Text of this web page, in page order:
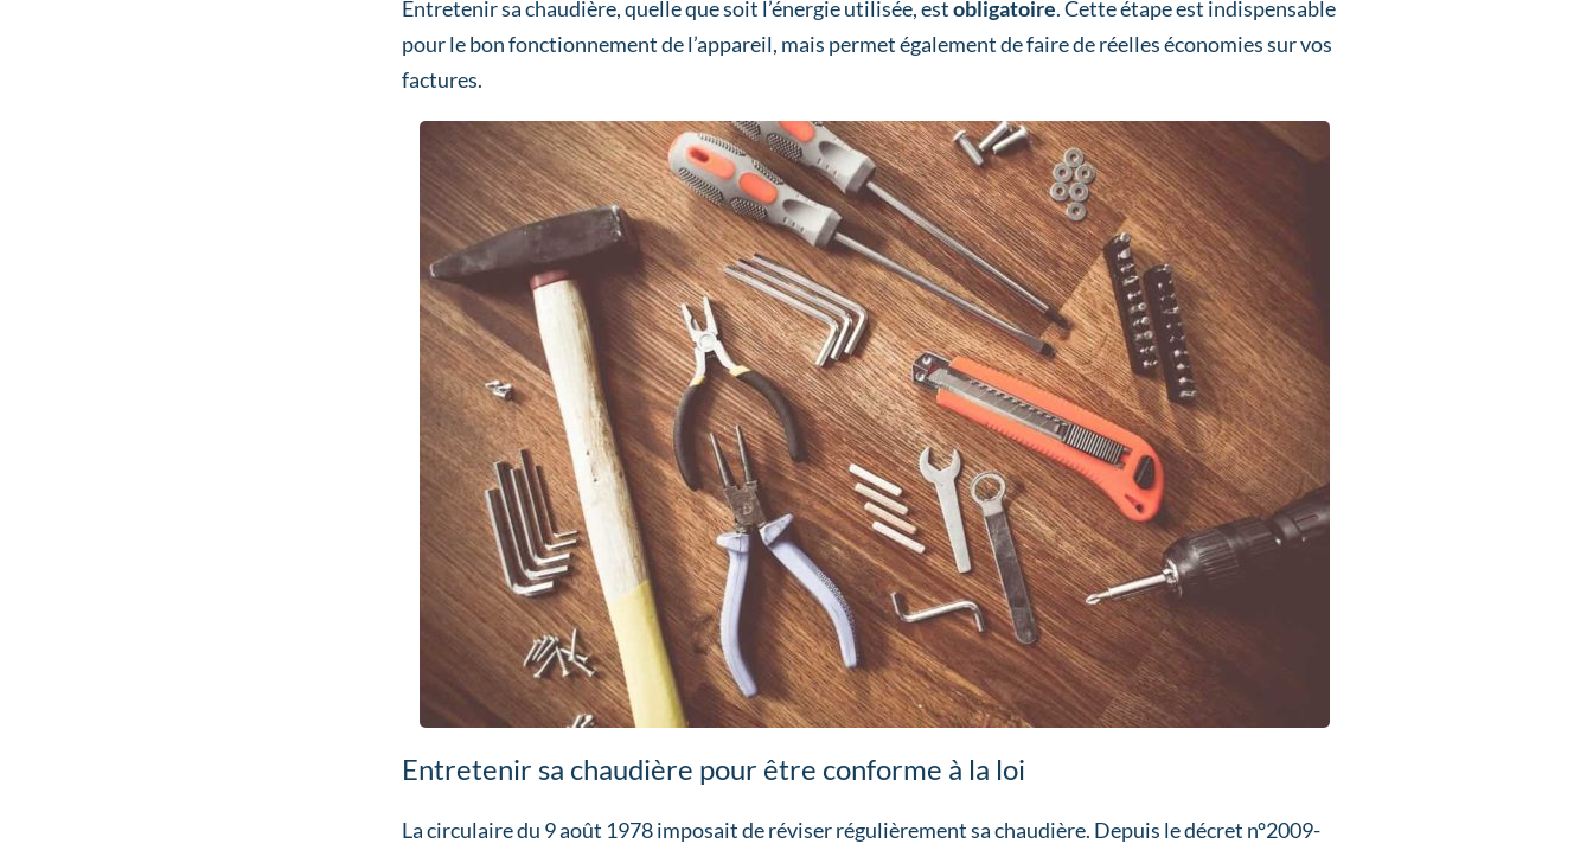
Entretenir sa chaudière, quelle que soit l’énergie utilisée, estobligatoire. Cette étape est indispensable
pour le bon fonctionnement de l’appareil, mais permet également de faire de réelles économies sur vos
factures.
Entretenir sa chaudière pour être conforme à la loi
La circulaire du 9 août 1978 imposait de réviser régulièrement sa chaudière. Depuis le décret n°2009-